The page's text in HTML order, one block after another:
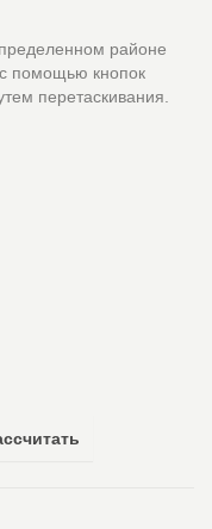
районе
помощью кнопок
перетаскивания.